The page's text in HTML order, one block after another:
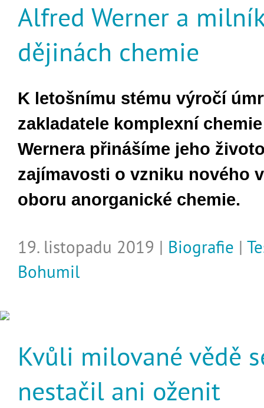
Alfred Werner a
dějinách chemie
K letošnímu stému výročí
zakladatele komplexní
Wernera přinášíme jeho
zajímavosti o vzniku nového
oboru anorganické chemie.
19. listopadu 2019 | Biografie |
Bohumil
Kvůli milované vědě
nestačil ani oženit